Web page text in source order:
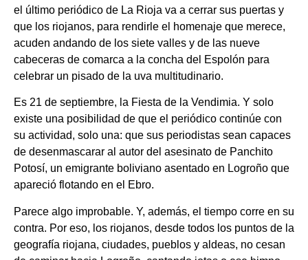
el último periódico de La Rioja va a cerrar sus puertas y
que los riojanos, para rendirle el homenaje que merece,
acuden andando de los siete valles y de las nueve
cabeceras de comarca a la concha del Espolón para
celebrar un pisado de la uva multitudinario.
Es 21 de septiembre, la Fiesta de la Vendimia. Y solo
existe una posibilidad de que el periódico continúe con
su actividad, solo una: que sus periodistas sean capaces
de desenmascarar al autor del asesinato de Panchito
Potosí, un emigrante boliviano asentado en Logroño que
apareció flotando en el Ebro.
Parece algo improbable. Y, además, el tiempo corre en su
contra. Por eso, los riojanos, desde todos los puntos de la
geografía riojana, ciudades, pueblos y aldeas, no cesan